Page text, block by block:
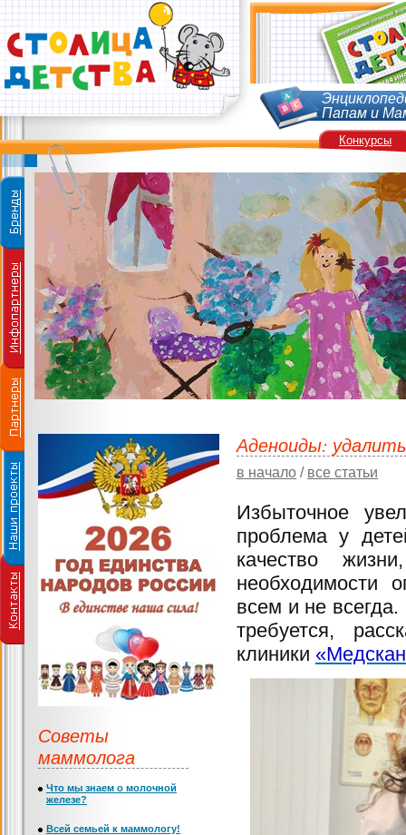
Папам и
Аденоиды:
в начало / все статьи
Избыточное
проблема у
качество
необходимости
всем и не всегда.
требуется,
клиники
Советы
маммолога
Что мы знаем о молочной
железе?
Всей семьей к маммологу!
Конкурсы